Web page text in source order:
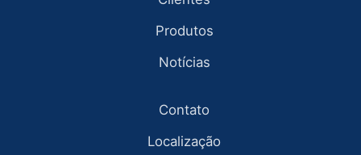
Produtos
Notícias
Contato
Localização